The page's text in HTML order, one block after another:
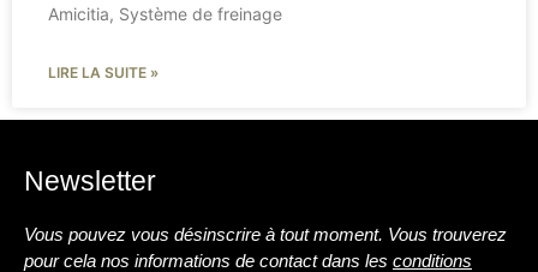
Amicitia, Système de freinage
LIRE LA SUITE »
Newsletter
Vous pouvez vous désinscrire à tout moment. Vous trouverez
pour cela nos informations de contact dans les conditions